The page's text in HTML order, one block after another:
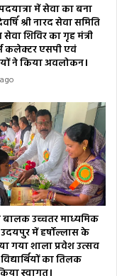
में सेवा का बना
श्री नारद सेवा समिति
शिविर का गृह मंत्री
कलेक्टर एसपी एवं
ने किया अवलोकन।
उच्चतर माध्यमिक
में हर्षोल्लास के
गया शाला प्रवेश उत्सव
का तिलक